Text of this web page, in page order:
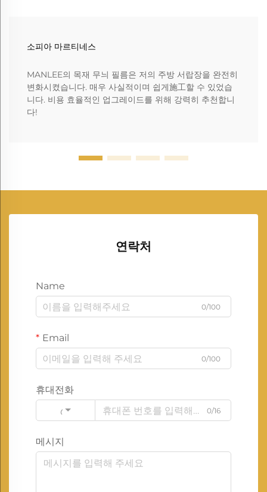
소피아 마르티네스
MANLEE의 목재 무늬 필름은 저의 주방 서랍장을 완전히
변화시켰습니다. 매우 사실적이며 쉽게施工할 수 있었습
니다. 비용 효율적인 업그레이드를 위해 강력히 추천합니
다!
연락처
Name
0/100
Email
0/100
휴대전화
Code
0/16
메시지